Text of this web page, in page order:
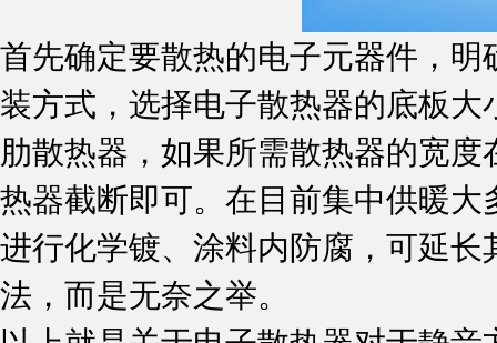
首先确定要散热的电子元器件，
装方式，选择电子散热器的底板
肋散热器，如果所需散热器的宽
热器截断即可。在目前集中供暖
进行化学镀、涂料内防腐，可延
法，而是无奈之举。